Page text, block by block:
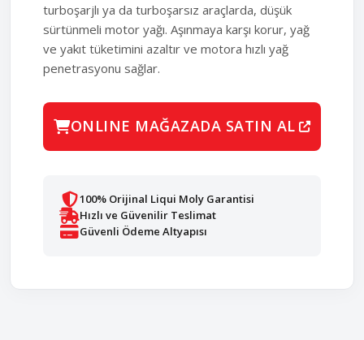
turboşarjlı ya da turboşarsız araçlarda, düşük
sürtünmeli motor yağı. Aşınmaya karşı korur, yağ
ve yakıt tüketimini azaltır ve motora hızlı yağ
penetrasyonu sağlar.
ONLINE MAĞAZADA SATIN AL
100% Orijinal Liqui Moly Garantisi
Hızlı ve Güvenilir Teslimat
Güvenli Ödeme Altyapısı